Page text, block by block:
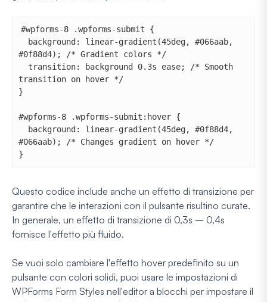
#wpforms-8 .wpforms-submit {
#0f88d4); /* Gradient colors */
transition on hover */
}
#wpforms-8 .wpforms-submit:hover {
#066aab); /* Changes gradient on hover */
}
Questo codice include anche un effetto di transizione per
garantire che le interazioni con il pulsante risultino curate.
In generale, un effetto di transizione di 0,3s – 0,4s
fornisce l'effetto più fluido.
Se vuoi solo cambiare l'effetto hover predefinito su un
pulsante con colori solidi, puoi usare le impostazioni di
WPForms Form Styles nell'editor a blocchi per impostare il